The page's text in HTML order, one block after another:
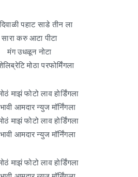
पहाट साडे तीन ला
सारा करु आटा पीटा
मंग उधळून नोटा
मोठा परफोर्मिंगला
माझं फोटो लाव होर्डिंगला
आमदार न्युज मॉर्निंगला
माझं फोटो लाव होर्डिंगला
आमदार न्युज मॉर्निंगला
माझं फोटो लाव होर्डिंगला